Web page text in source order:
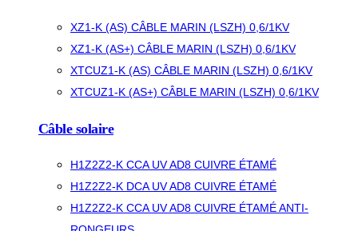
XZ1-K (AS) CÂBLE MARIN (LSZH) 0,6/1KV
XZ1-K (AS+) CÂBLE MARIN (LSZH) 0,6/1KV
XTCUZ1-K (AS) CÂBLE MARIN (LSZH) 0,6/1KV
XTCUZ1-K (AS+) CÂBLE MARIN (LSZH) 0,6/1KV
Câble solaire
H1Z2Z2-K CCA UV AD8 CUIVRE ÉTAMÉ
H1Z2Z2-K DCA UV AD8 CUIVRE ÉTAMÉ
H1Z2Z2-K CCA UV AD8 CUIVRE ÉTAMÉ ANTI-